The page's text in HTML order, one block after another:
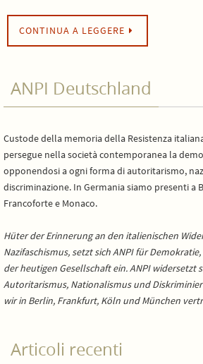
CONTINUA A LEGGERE
ANPI Deutschland
Custode della memoria della Resistenza
persegue nella società contemporanea la
opponendosi a ogni forma di autoritarismo,
discriminazione. In Germania siamo presenti a
Francoforte e Monaco.
Hüter der Erinnerung an den italienischen
Nazifaschismus, setzt sich ANPI für
der heutigen Gesellschaft ein. ANPI widersetzt
Autoritarismus, Nationalismus und
wir in Berlin, Frankfurt, Köln und München
Articoli recenti